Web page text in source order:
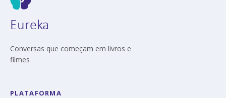
Eureka
Conversas que começam em livros e
filmes
PLATAFORMA